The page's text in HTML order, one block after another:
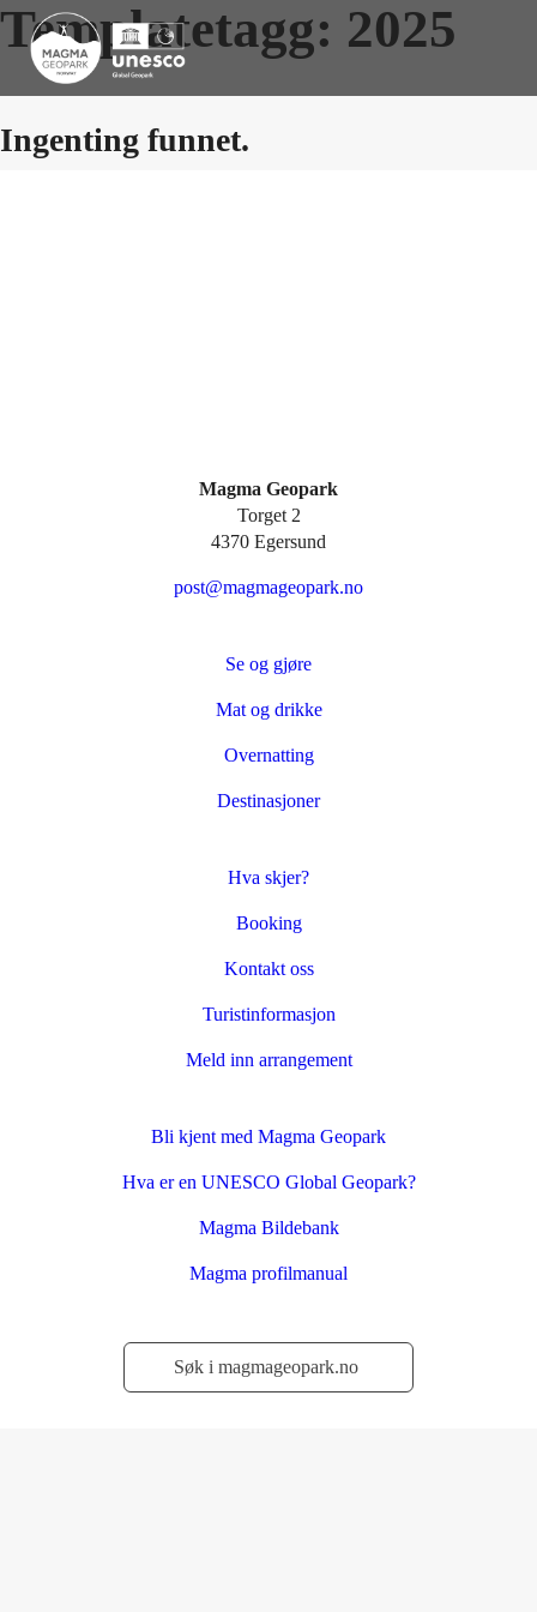
Templatetagg: 2025
Ingenting funnet.
Magma Geopark
Torget 2
4370 Egersund
post@magmageopark.no
Se og gjøre
Mat og drikke
Overnatting
Destinasjoner
Hva skjer?
Booking
Kontakt oss
Turistinformasjon
Meld inn arrangement
Bli kjent med Magma Geopark
Hva er en UNESCO Global Geopark?
Magma Bildebank
Magma profilmanual
Søk